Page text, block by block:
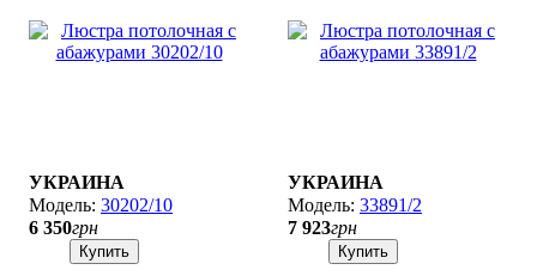
УКРАИНА
30202/10
6 350грн
Купить
УКРАИНА
33891/2
7 923грн
Купить